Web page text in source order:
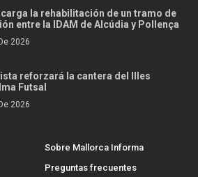
la rehabilitación de un tramo de
entre la IDAM de Alcúdia y Pollença
2026
reforzará la cantera del Illes
Futsal
2026
Sobre Mallorca Informa
Preguntas frecuentes